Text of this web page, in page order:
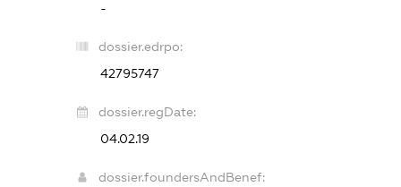
-
dossier.edrpo:
42795747
dossier.regDate:
04.02.19
dossier.foundersAndBenef: